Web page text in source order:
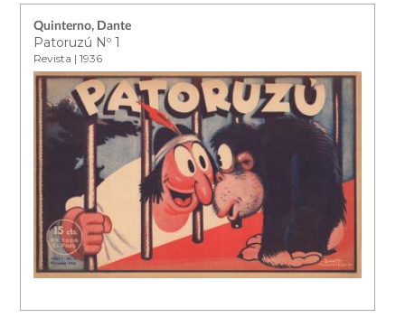
Quinterno, Dante
Patoruzú Nº 1
Revista | 1936